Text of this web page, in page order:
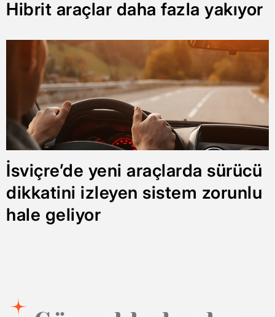
Hibrit araçlar daha fazla yakıyor
İsviçre’de yeni araçlarda sürücü
dikkatini izleyen sistem zorunlu
hale geliyor